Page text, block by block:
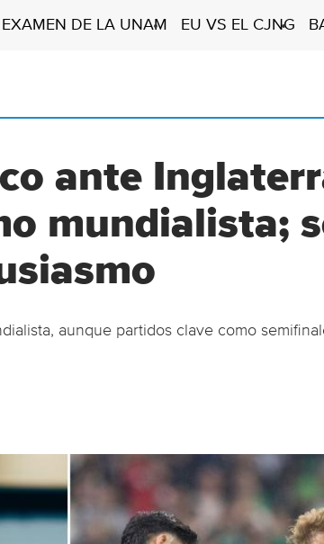
EXAMEN DE LA UNAM EU VS EL CJNG
ante
mundialista;
aunque partidos clave como